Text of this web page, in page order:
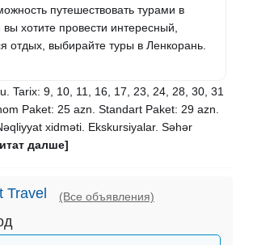
путешествовать турами в
хотите провести интересный,
отдых, выбирайте туры в Ленкорань.
Tarix: 9, 10, 11, 16, 17, 23, 24, 28, 30, 31
Paket: 25 azn. Standart Paket: 29 azn.
xidməti. Ekskursiyalar. Səhər
далше]
Travel (Все объявления)